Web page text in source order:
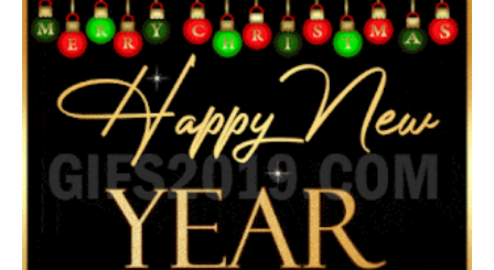
Feliz Año Nuevo 2024: Mensajes, Frases, Imágenes
GIF para Compartir en WhatsApp, Telegram e
Instagram